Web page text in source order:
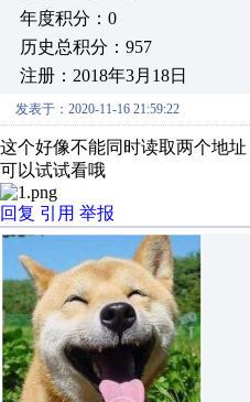
年度积分：0
历史总积分：957
注册：2018年3月18日
发表于：2020-11-16 21:59:22
这个好像不能同时读取两个地
可以试试看哦
回复 引用 举报